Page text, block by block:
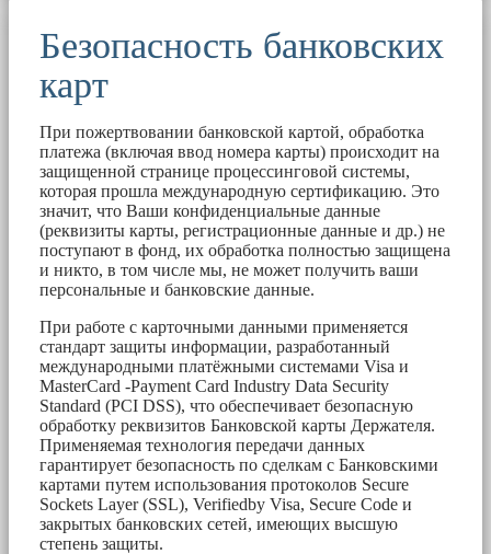
Безопасность банковских
карт
При пожертвовании банковской картой, обработка
платежа (включая ввод номера карты) происходит на
защищенной странице процессинговой системы,
которая прошла международную сертификацию. Это
значит, что Ваши конфиденциальные данные
(реквизиты карты, регистрационные данные и др.) не
поступают в фонд, их обработка полностью защищена
и никто, в том числе мы, не может получить ваши
персональные и банковские данные.
При работе с карточными данными применяется
стандарт защиты информации, разработанный
международными платёжными системами Visa и
MasterCard -Payment Card Industry Data Security
Standard (PCI DSS), что обеспечивает безопасную
обработку реквизитов Банковской карты Держателя.
Применяемая технология передачи данных
гарантирует безопасность по сделкам с Банковскими
картами путем использования протоколов Secure
Sockets Layer (SSL), Verifiedby Visa, Secure Code и
закрытых банковских сетей, имеющих высшую
степень защиты.